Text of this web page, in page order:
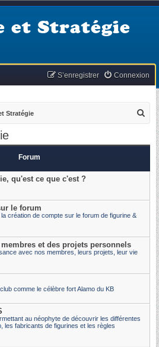
et Stratégie
Connexion
S’enregistrer
Stratégie
Forum
qu'est ce que c'est ?
le forum
création de compte sur le forum de figurine &
et des projets personnels
avec nos membres, leurs projets, leur vie
comme le célèbre fort Alamo du KB
au néophyte de découvrir les différentes
les fabricants de figurines et les règles